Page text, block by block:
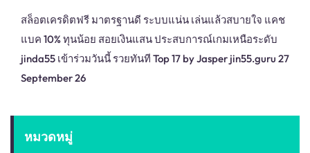
สล็อตเครดิตฟรี มาตรฐานดี ระบบแน่น เล่นแล้วสบายใจ แคช
แบค 10% ทุนน้อย สอยเงินแสน ประสบการณ์เกมเหนือระดับ
jinda55 เข้าร่วมวันนี้ รวยทันที Top 17 by Jasper jin55.guru 27
September 26
หมวดหมู่